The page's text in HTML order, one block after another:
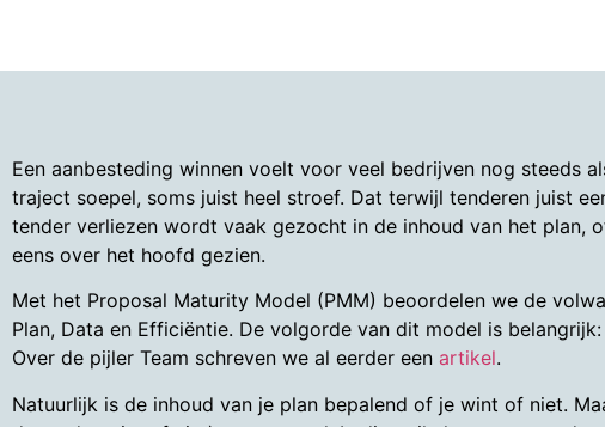
Een aanbesteding winnen voelt voor veel bedrijven nog steeds
traject soepel, soms juist heel stroef. Dat terwijl tenderen juist
tender verliezen wordt vaak gezocht in de inhoud van het plan,
eens over het hoofd gezien.
Met het Proposal Maturity Model (PMM) beoordelen we de
Plan, Data en Efficiëntie. De volgorde van dit model is
Over de pijler Team schreven we al eerder een artikel.
Natuurlijk is de inhoud van je plan bepalend of je wint of niet.